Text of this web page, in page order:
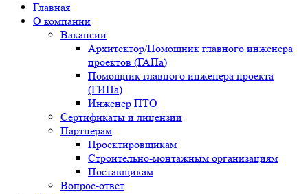
Главная
О компании
Вакансии
Архитектор/Помощник главного инженера
проектов (ГАПа)
Помощник главного инженера проекта
(ГИПа)
Инженер ПТО
Сертификаты и лицензии
Партнерам
Проектировщикам
Строительно-монтажным организациям
Поставщикам
Вопрос-ответ